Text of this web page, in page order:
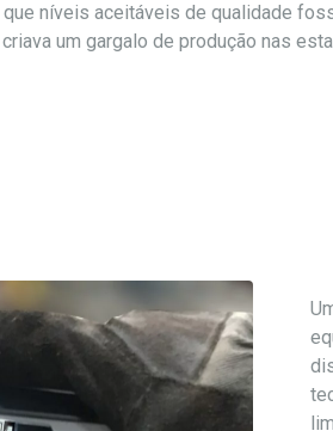
níveis aceitáveis de qualidade
um gargalo de produção nas